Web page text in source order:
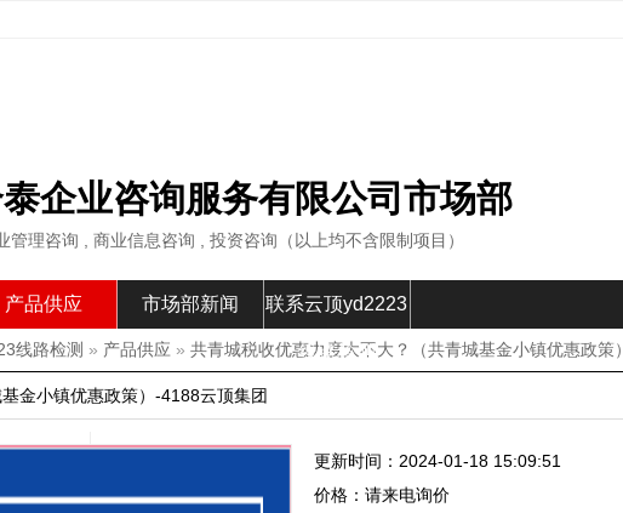
企业咨询服务有限公司市场部
管理咨询 , 商业信息咨询 , 投资咨询（以上均不含限制项目）
产品供应 市场部新闻 联系云顶yd2223
线路检测
线路检测 » 产品供应 » 共青城税收优惠力度大不大？（共青城基金小镇优惠政策）
金小镇优惠政策）-4188云顶集团
更新时间：2024-01-18 15:09:51
价格：请来电询价